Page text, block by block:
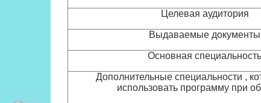
Целевая аудитория
Выдаваемые документы
Основная специальность
Дополнительные специальности ,
использовать программу при